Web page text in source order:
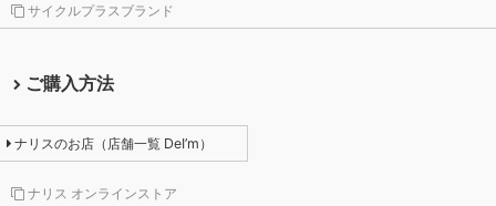
サイクルプラスブランド
ご購入方法
ナリスのお店（店舗一覧 DeI’m）
ナリス オンラインストア